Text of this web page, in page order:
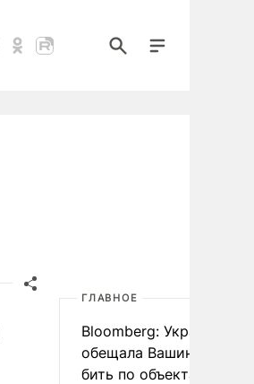
ГЛАВНОЕ
Bloomberg: Украина
обещала Вашингтону не
бить по объектам КТК в